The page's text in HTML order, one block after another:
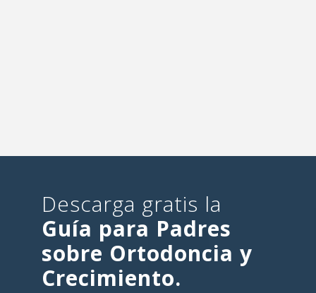
Descarga gratis la
Guía para Padres
sobre Ortodoncia y
Crecimiento.